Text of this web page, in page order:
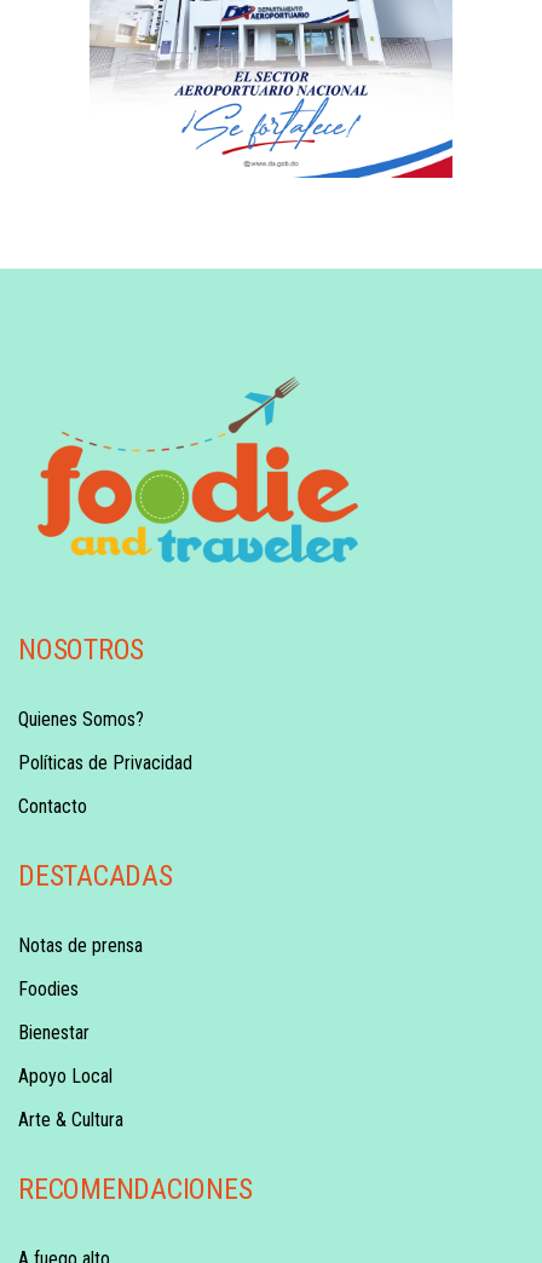
NOSOTROS
Quienes Somos?
Políticas de Privacidad
Contacto
DESTACADAS
Notas de prensa
Foodies
Bienestar
Apoyo Local
Arte & Cultura
RECOMENDACIONES